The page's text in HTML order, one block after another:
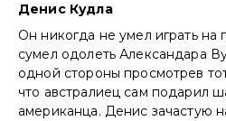
Денис Кудла
Он никогда не умел играть на
сумел одолеть Александара
одной стороны просмотрев
что австралиец сам подарил
американца. Денис зачастую